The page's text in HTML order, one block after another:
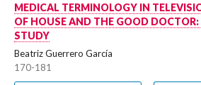
MEDICAL TERMINOLOGY IN
OF HOUSE AND THE GOOD
STUDY
Beatriz Guerrero García
170-181